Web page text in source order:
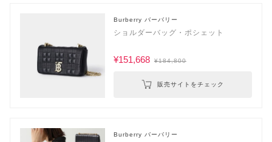
Burberry バーバリー
ショルダーバッグ・ポシェット
¥151,668 ¥184,800
販売サイトをチェック
Burberry バーバリー